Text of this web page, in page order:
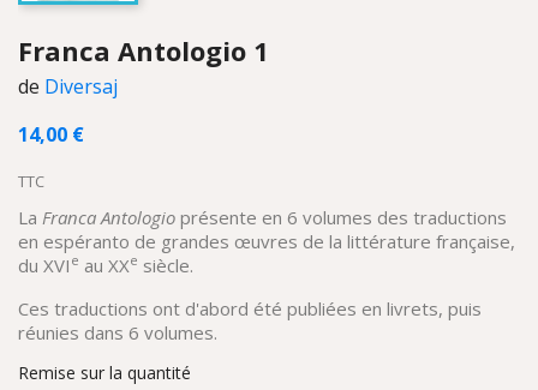
Franca Antologio 1
de Diversaj
14,00 €
TTC
La Franca Antologio présente en 6 volumes des traductions
en espéranto de grandes œuvres de la littérature française,
du XVI e au XXe siècle.
Ces traductions ont d'abord été publiées en livrets, puis
réunies dans 6 volumes.
Remise sur la quantité